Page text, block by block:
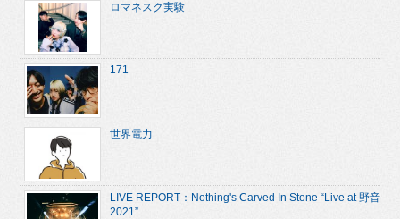
ロマネスク実験
171
世界電力
LIVE REPORT：Nothing's Carved In Stone “Live at 野音
2021”...